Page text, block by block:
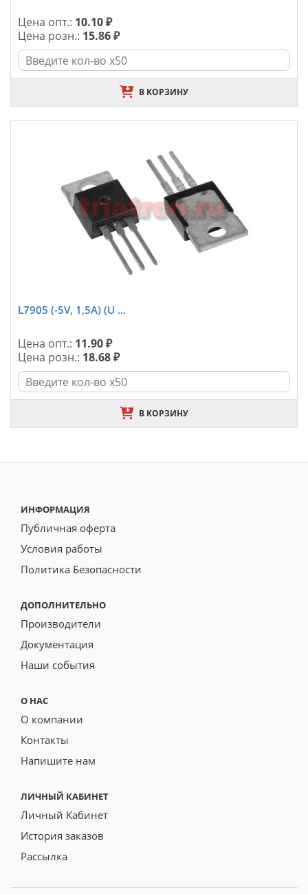
Цена опт.: 10.10 ₽
Цена розн.: 15.86 ₽
В КОРЗИНУ
L7905 (-5V, 1,5A) (U ...
Цена опт.: 11.90 ₽
Цена розн.: 18.68 ₽
В КОРЗИНУ
ИНФОРМАЦИЯ
Публичная оферта
Условия работы
Политика Безопасности
ДОПОЛНИТЕЛЬНО
Производители
Документация
Наши события
О НАС
О компании
Контакты
Напишите нам
ЛИЧНЫЙ КАБИНЕТ
Личный Кабинет
История заказов
Рассылка